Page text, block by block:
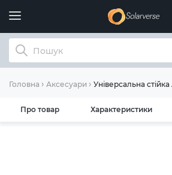
Головна Аксесуари Універсальна
Про товар Характеристики